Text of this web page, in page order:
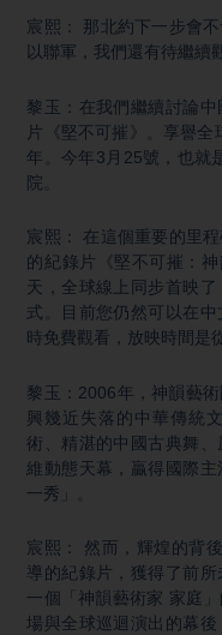
宸熙： 那北約下一步會
以聯軍，我們還有待繼續
黎玉：在我們繼續討論
片《堅不可摧》。享譽
年。今年3月25號，也就
院。
宸熙： 在這個重要的里
的紀錄片《堅不可摧：
天，全球線上同步首映
式。目前您仍然可以在
時免費觀看，放映時間是
黎玉：2006年，神韻藝
興幾近失落的中華傳統
術、精湛的中國古典舞
維動態天幕，贏得國際
一秀」。
宸熙： 然而，輝煌的背
導的紀錄片，獲得了前
一個「神韻藝術家 家庭
場與全球巡迴演出的幕